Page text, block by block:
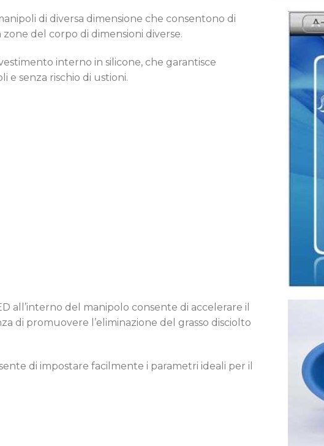
di diversa dimensione che consentono di
del corpo di dimensioni diverse.
interno in silicone, che garantisce
e senza rischio di ustioni.
all’interno del manipolo consente di accelerare il
di promuovere l’eliminazione del grasso disciolto
di impostare facilmente i parametri ideali per il